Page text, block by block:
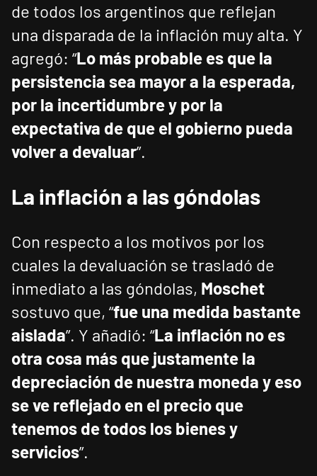
de todos los argentinos que reflejan
una disparada de la inflación muy alta. Y
agregó: “Lo más probable es que la
persistencia sea mayor a la esperada,
por la incertidumbre y por la
expectativa de que el gobierno pueda
volver a devaluar”.
La inflación a las góndolas
Con respecto a los motivos por los
cuales la devaluación se trasladó de
inmediato a las góndolas, Moschet
sostuvo que, “fue una medida bastante
aislada”. Y añadió: “La inflación no es
otra cosa más que justamente la
depreciación de nuestra moneda y eso
se ve reflejado en el precio que
tenemos de todos los bienes y
servicios”.